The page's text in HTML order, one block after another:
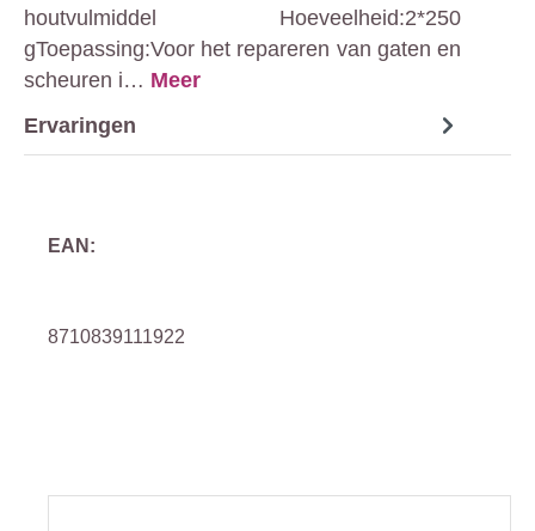
houtvulmiddel Hoeveelheid:2*250
gToepassing:Voor het repareren van gaten en
scheuren i… Meer
Ervaringen
EAN:
8710839111922